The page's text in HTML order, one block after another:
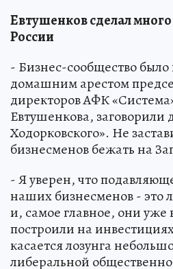
Евтушенков сделал
России
- Бизнес-сообщество было
домашним арестом
директоров АФК
Евтушенкова, заговорили
Ходорковского». Не
бизнесменов бежать на
- Я уверен, что
наших бизнесменов - это
и, самое главное, они уже
построили на
касается лозунга
либеральной